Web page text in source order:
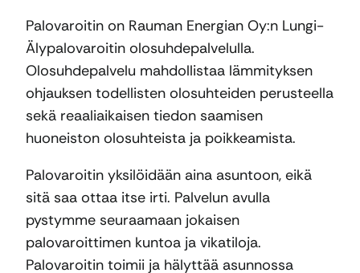
Palovaroitin on Rauman Energian Oy:n Lungi-
Älypalovaroitin olosuhdepalvelulla.
Olosuhdepalvelu mahdollistaa lämmityksen
ohjauksen todellisten olosuhteiden perusteella
sekä reaaliaikaisen tiedon saamisen
huoneiston olosuhteista ja poikkeamista.
Palovaroitin yksilöidään aina asuntoon, eikä
sitä saa ottaa itse irti. Palvelun avulla
pystymme seuraamaan jokaisen
palovaroittimen kuntoa ja vikatiloja.
Palovaroitin toimii ja hälyttää asunnossa